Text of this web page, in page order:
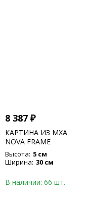
8 387 ₽
КАРТИНА ИЗ МХА
NOVA FRAME
ANTHRACITE-
CONCRETE 100% FLAT
MOSS
Высота: 5 см
Ширина: 30 см
В наличии: 66 шт.